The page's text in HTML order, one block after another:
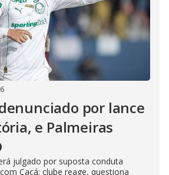
por lance
e Palmeiras
julgado por suposta conduta
Cacá; clube reage, questiona